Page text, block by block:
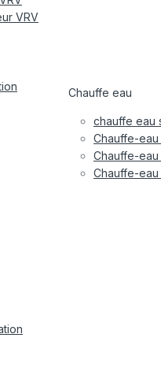
VRV
Chauffe eau
chauffe eau
Chauffe-
Chauffe-eau
Chauffe-eau